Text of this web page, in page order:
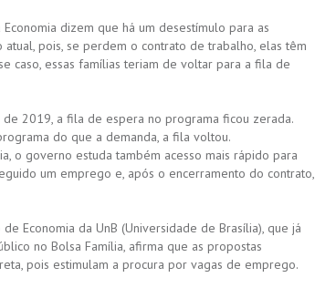
dizem que há um desestímulo para as
pois, se perdem o contrato de trabalho, elas têm
caso, essas famílias teriam de voltar para a fila de
2019, a fila de espera no programa ficou zerada.
do que a demanda, a fila voltou.
o governo estuda também acesso mais rápido para
um emprego e, após o encerramento do contrato,
Economia da UnB (Universidade de Brasília), que já
no Bolsa Família, afirma que as propostas
pois estimulam a procura por vagas de emprego.